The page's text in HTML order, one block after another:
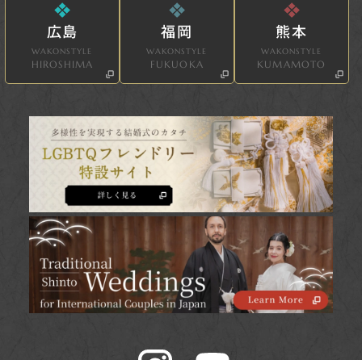
広島
WAKONSTYLE
HIROSHIMA
福岡
WAKONSTYLE
FUKUOKA
熊本
WAKONSTYLE
KUMAMOTO